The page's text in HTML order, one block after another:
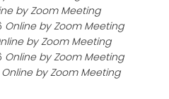
by Zoom Meeting
Online by Zoom Meeting
by Zoom Meeting
Online by Zoom Meeting
Online by Zoom Meeting